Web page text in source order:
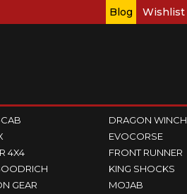
Blog Wishlist
4X4
GEAR
DRAGON WINCH
EVOCORSE
FRONT RUNNER
KING SHOCKS
MOJAB